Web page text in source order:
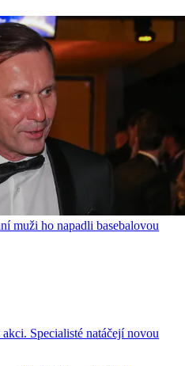
muži ho napadli basebalovou
Specialisté natáčejí novou